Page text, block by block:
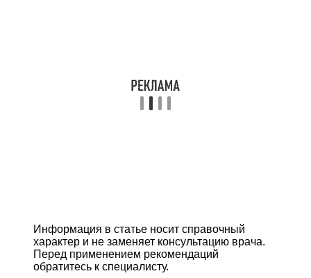
Информация в статье носит справочный
характер и не заменяет консультацию врача.
Перед применением рекомендаций
обратитесь к специалисту.